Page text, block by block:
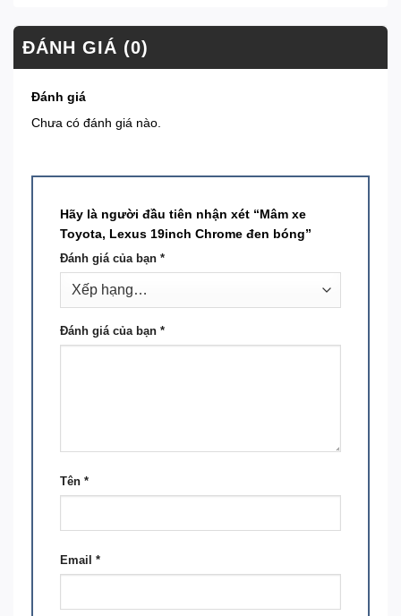
ĐÁNH GIÁ (0)
Đánh giá
Chưa có đánh giá nào.
Hãy là người đầu tiên nhận xét “Mâm xe
Toyota, Lexus 19inch Chrome đen bóng”
Đánh giá của bạn *
Đánh giá của bạn *
Tên *
Email *